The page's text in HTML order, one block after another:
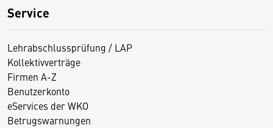
Service
Lehrabschlussprüfung / LAP
Kollektivverträge
Firmen A-Z
Benutzerkonto
eServices der WKO
Betrugswarnungen